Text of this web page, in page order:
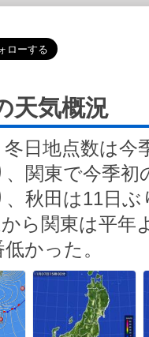
天気概況
日地点数は今
関東で今季初
秋田は11日
から関東は平年
かった。